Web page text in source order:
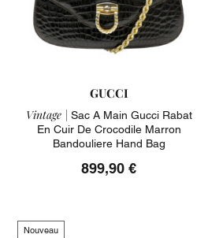
GUCCI
Vintage | Sac A Main Gucci Rabat
En Cuir De Crocodile Marron
Bandouliere Hand Bag
899,90 €
Nouveau